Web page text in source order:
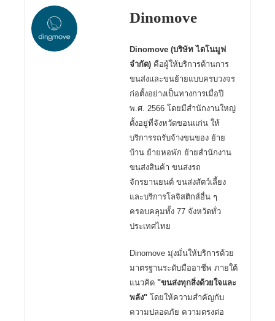
Dinomove
Dinomove (บริษัท ไดโนมูฟ
จำกัด) คือผู้ให้บริการด้านการ
ขนส่งและขนย้ายแบบครบวงจร
ก่อตั้งอย่างเป็นทางการเมื่อปี
พ.ศ. 2566 โดยมีสำนักงานใหญ่
ตั้งอยู่ที่จังหวัดขอนแก่น ให้
บริการรถรับจ้างขนของ ย้าย
บ้าน ย้ายหอพัก ย้ายสำนักงาน
ขนส่งสินค้า ขนส่งรถ
จักรยานยนต์ ขนส่งสัตว์เลี้ยง
และบริการโลจิสติกส์อื่น ๆ
ครอบคลุมทั้ง 77 จังหวัดทั่ว
ประเทศไทย
Dinomove มุ่งมั่นให้บริการด้วย
มาตรฐานระดับมืออาชีพ ภายใต้
แนวคิด "ขนส่งทุกสิ่งด้วยใจและ
พลัง" โดยให้ความสำคัญกับ
ความปลอดภัย ความตรงต่อ